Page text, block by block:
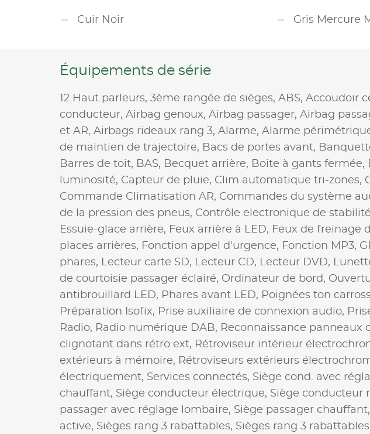
Cuir Noir Gris Mercure
Équipements de série
12 Haut parleurs, 3ème rangée de sièges, ABS, Accoudoir
conducteur, Airbag genoux, Airbag passager, Airbag
et AR, Airbags rideaux rang 3, Alarme, Alarme
de maintien de trajectoire, Bacs de portes avant,
Barres de toit, BAS, Becquet arrière, Boite à gants fermée,
luminosité, Capteur de pluie, Clim automatique tri-zones,
Commande Climatisation AR, Commandes du système
de la pression des pneus, Contrôle electronique de
Essuie-glace arrière, Feux arrière à LED, Feux de freinage
places arrières, Fonction appel d'urgence, Fonction MP3,
phares, Lecteur carte SD, Lecteur CD, Lecteur DVD,
de courtoisie passager éclairé, Ordinateur de bord,
antibrouillard LED, Phares avant LED, Poignées ton
Préparation Isofix, Prise auxiliaire de connexion audio,
Radio, Radio numérique DAB, Reconnaissance panneaux
clignotant dans rétro ext, Rétroviseur intérieur
extérieurs à mémoire, Rétroviseurs extérieurs
électriquement, Services connectés, Siège cond. avec
chauffant, Siège conducteur électrique, Siège conducteur
passager avec réglage lombaire, Siège passager chauffant,
active, Sièges rang 3 rabattables, Sièges rang 3